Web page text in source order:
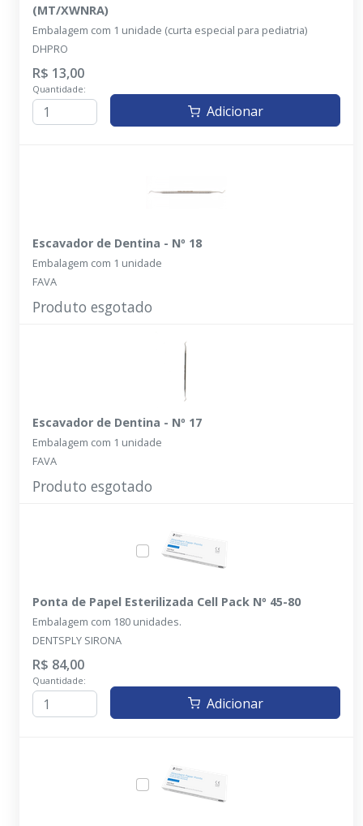
(MT/XWNRA)
Embalagem com 1 unidade (curta especial para pediatria)
DHPRO
R$ 13,00
Quantidade:
Adicionar
Escavador de Dentina - Nº 18
Embalagem com 1 unidade
FAVA
Produto esgotado
Escavador de Dentina - Nº 17
Embalagem com 1 unidade
FAVA
Produto esgotado
Ponta de Papel Esterilizada Cell Pack Nº 45-80
Embalagem com 180 unidades.
DENTSPLY SIRONA
R$ 84,00
Quantidade:
Adicionar